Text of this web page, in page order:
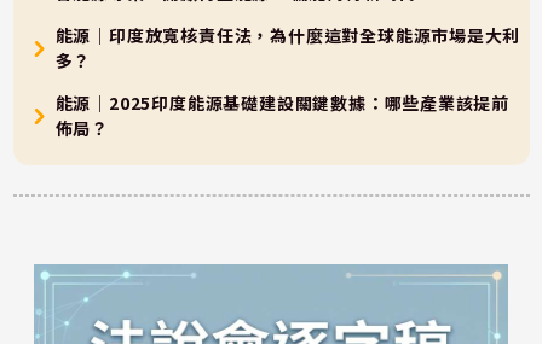
能源｜印度放寬核責任法，為什麼這對全球能源市場是大利
多？
能源｜2025印度能源基礎建設關鍵數據：哪些產業該提前
佈局？